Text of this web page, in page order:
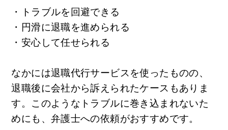
・トラブルを回避できる
・円滑に退職を進められる
・安心して任せられる
なかには退職代行サービスを使ったものの、
退職後に会社から訴えられたケースもありま
す。このようなトラブルに巻き込まれないた
めにも、弁護士への依頼がおすすめです。